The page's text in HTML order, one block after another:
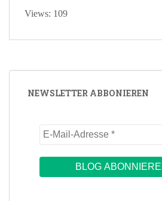
Views: 109
NEWSLETTER ABBONIEREN